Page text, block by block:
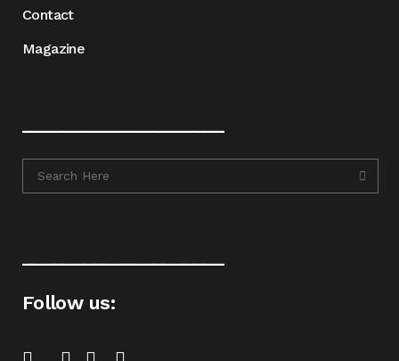
Contact
Magazine
Follow us: